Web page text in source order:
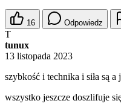
16 Odpowiedz
T
tunux
13 listopada 2023
szybkość i technika i siła są
wszystko jeszcze doszlifuje